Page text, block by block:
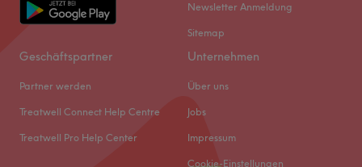
Newsletter Anmeldung
Sitemap
Geschäftspartner
Partner werden
Treatwell Connect Help Centre
Treatwell Pro Help Center
Unternehmen
Über uns
Jobs
Impressum
Cookie-Einstellungen